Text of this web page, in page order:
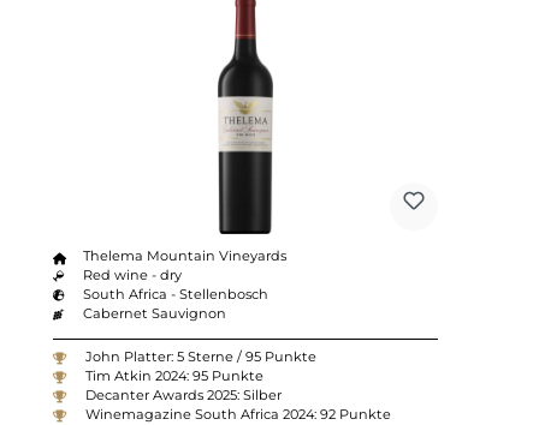
Thelema Mountain Vineyards
Red wine - dry
South Africa - Stellenbosch
Cabernet Sauvignon
John Platter: 5 Sterne / 95 Punkte
Tim Atkin 2024: 95 Punkte
Decanter Awards 2025: Silber
Winemagazine South Africa 2024: 92 Punkte